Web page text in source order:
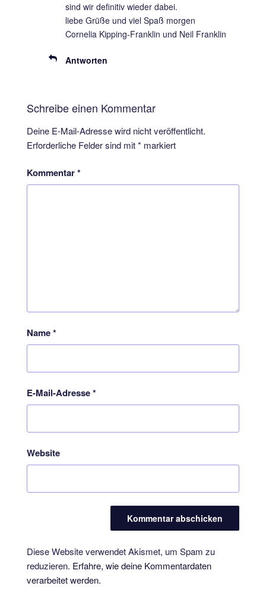
sind wir definitiv wieder dabei.
liebe Grüße und viel Spaß morgen
Cornelia Kipping-Franklin und Neil Franklin
Antworten
Schreibe einen Kommentar
Deine E-Mail-Adresse wird nicht veröffentlicht.
Erforderliche Felder sind mit* markiert
Kommentar*
Name*
E-Mail-Adresse*
Website
Diese Website verwendet Akismet, um Spam zu
reduzieren. Erfahre, wie deine Kommentardaten
verarbeitet werden.